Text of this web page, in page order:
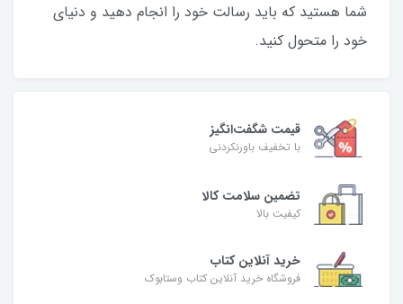
شما هستید که باید رسالت خود را انجام دهید و دنیای
خود را متحول کنید.
قیمت شگفت‌انگیز
با تخفیف باورنکردنی
تضمین سلامت کالا
کیفیت بالا
خرید آنلاین کتاب
فروشگاه خرید آنلاین کتاب وستابوک